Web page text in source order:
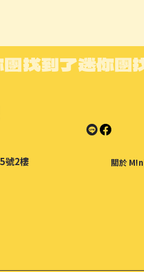
找到了迷你團
號2樓 關於